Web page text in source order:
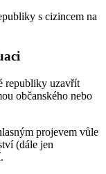
s cizincem na
republiky uzavřít
občanského nebo
projevem vůle
(dále jen